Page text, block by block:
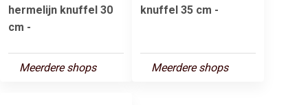
hermelijn knuffel 30
cm -
Meerdere shops
knuffel 35 cm -
Meerdere shops